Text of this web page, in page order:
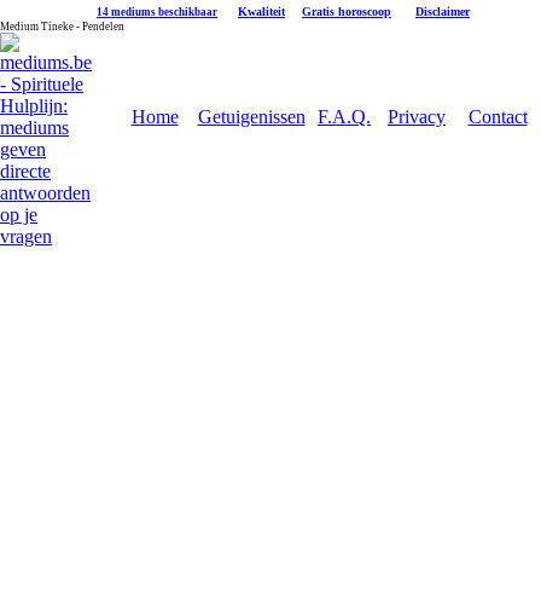
14 mediums beschikbaar Kwaliteit Gratis horoscoop Disclaimer
Medium Tineke - Pendelen
Home Getuigenissen F.A.Q. Privacy Contact